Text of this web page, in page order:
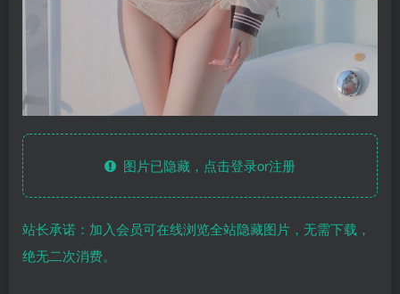
图片已隐藏，点击登录or注册
站长承诺：加入会员可在线浏览全站隐藏图片，无需下载，
绝无二次消费。